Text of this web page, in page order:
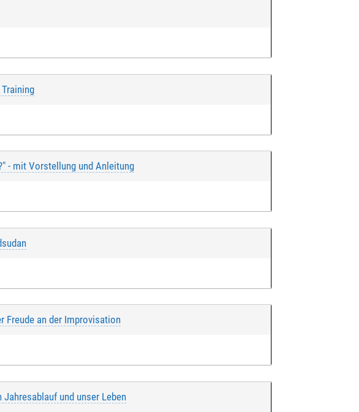
- mit Vorstellung und Anleitung
Freude an der Improvisation
und unser Leben